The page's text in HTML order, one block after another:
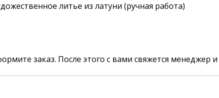
литье из латуни (ручная работа)
заказ. После этого с вами свяжется менеджер